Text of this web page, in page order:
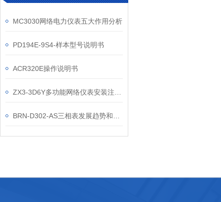
MC3030网络电力仪表五大作用分析
PD194E-9S4-样本型号说明书
ACR320E操作说明书